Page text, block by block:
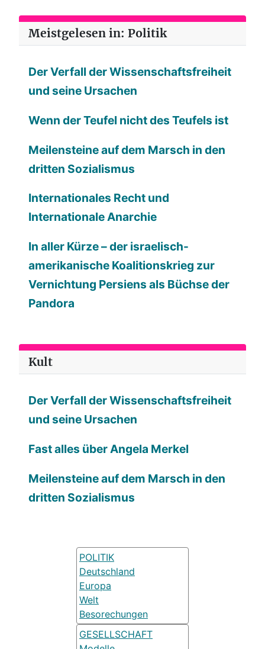
Meistgelesen in: Politik
Der Verfall der Wissenschaftsfreiheit
und seine Ursachen
Wenn der Teufel nicht des Teufels ist
Meilensteine auf dem Marsch in den
dritten Sozialismus
Internationales Recht und
Internationale Anarchie
In aller Kürze – der israelisch-
amerikanische Koalitionskrieg zur
Vernichtung Persiens als Büchse der
Pandora
Kult
Der Verfall der Wissenschaftsfreiheit
und seine Ursachen
Fast alles über Angela Merkel
Meilensteine auf dem Marsch in den
dritten Sozialismus
POLITIK
Deutschland
Europa
Welt
Besorechungen
GESELLSCHAFT